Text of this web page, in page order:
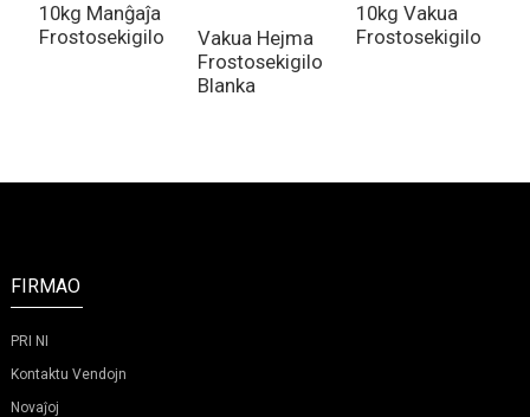
10kg Manĝaĵa
Frostosekigilo
Vakua Hejma
Frostosekigilo
Blanka
10kg Vakua
Frostosekigilo
FIRMAO
PRI NI
Kontaktu Vendojn
Novaĵoj